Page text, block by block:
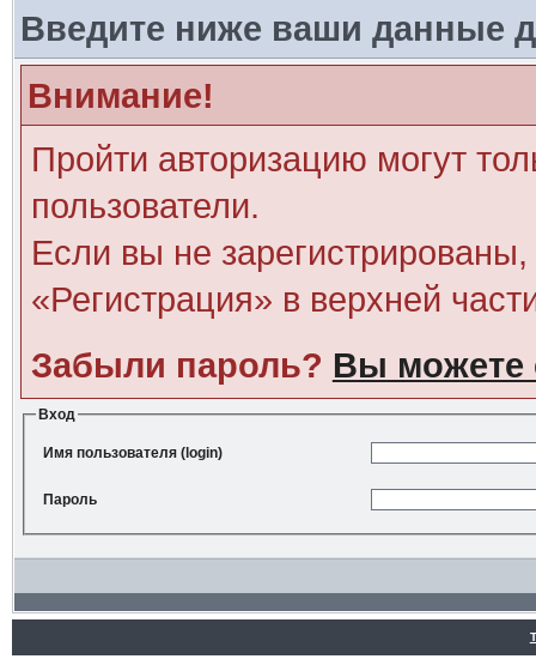
Введите ниже ваши данные
Внимание!
Пройти авторизацию могут
пользователи.
Если вы не
«Регистрация» в верхней
Забыли пароль? Вы можете
Вход
Имя пользователя (login)
Пароль